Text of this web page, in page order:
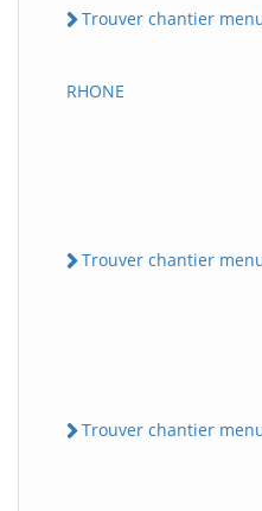
Trouver chantier
RHONE
Trouver chantier
Trouver chantier